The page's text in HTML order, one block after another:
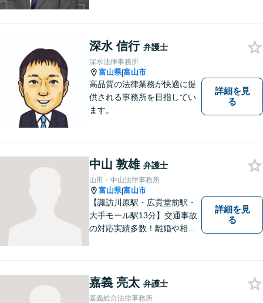
深水 信行 弁護士
深水法律事務所
富山県|富山市
高品質の法律業務が快適に提
供される事務所を目指してい
ます。
詳細を見
る
中山 敦雄 弁護士
山田・中山法律事務所
富山県|富山市
【諏訪川原駅・広貫堂前駅・
大手モール駅13分】交通事故
の対応実績多数！離婚や相続
策がないか考えてみません
か？【複数弁護士在籍】
詳細を見
る
嘉義 亮太 弁護士
嘉義総合法律事務所